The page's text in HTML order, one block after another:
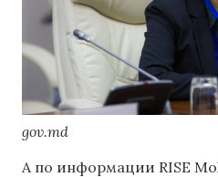
gov.md
А по информации RISE